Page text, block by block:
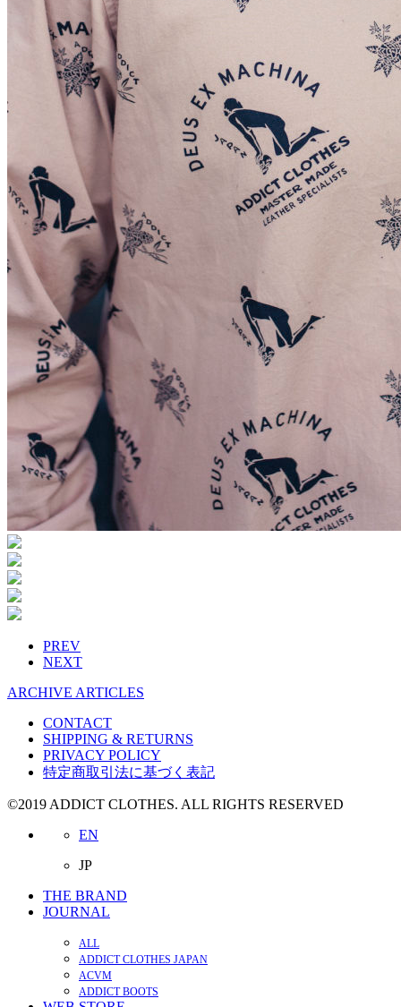
PREV
NEXT
ARCHIVE ARTICLES
CONTACT
SHIPPING & RETURNS
PRIVACY POLICY
特定商取引法に基づく表記
©2019 ADDICT CLOTHES. ALL RIGHTS RESERVED
EN
JP
THE BRAND
JOURNAL
ALL
ADDICT CLOTHES JAPAN
ACVM
ADDICT BOOTS